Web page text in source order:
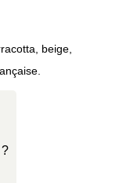
beige,